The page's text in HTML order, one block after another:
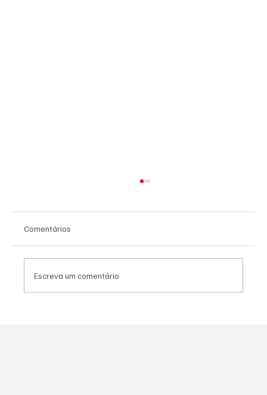
Comentários
Escreva um comentário